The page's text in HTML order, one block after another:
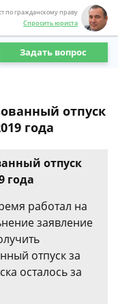
по гражданскому праву
Спросить юриста
Задать вопрос
отпуск
года
отпуск
года
работал на
заявление
отпуск за
осталось за